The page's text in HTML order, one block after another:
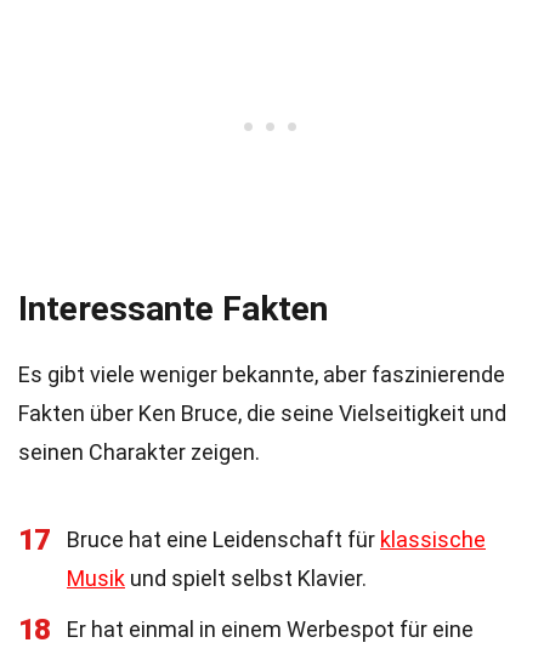
Interessante Fakten
Es gibt viele weniger bekannte, aber faszinierende
Fakten über Ken Bruce, die seine Vielseitigkeit und
seinen Charakter zeigen.
17 Bruce hat eine Leidenschaft für klassische
Musik und spielt selbst Klavier.
18
Er hat einmal in einem Werbespot für eine